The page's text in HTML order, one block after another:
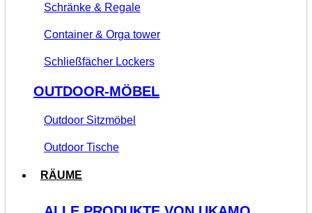
Schränke & Regale
Container & Orga tower
Schließfächer Lockers
OUTDOOR-MÖBEL
Outdoor Sitzmöbel
Outdoor Tische
RÄUME